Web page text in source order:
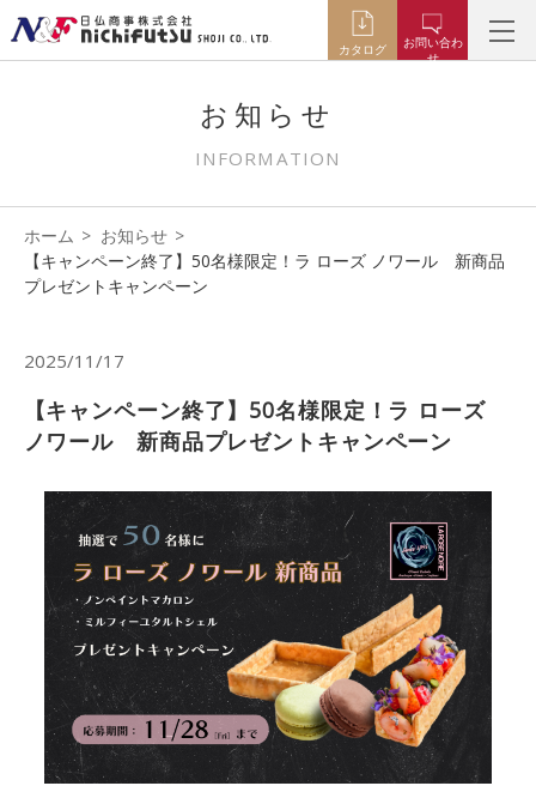
カタログ
お問い合わ
せ
お知らせ
INFORMATION
ホーム
お知らせ
【キャンペーン終了】50名様限定！ラ ローズ ノワール 新商品
プレゼントキャンペーン
2025/11/17
【キャンペーン終了】50名様限定！ラ ローズ
ノワール 新商品プレゼントキャンペーン